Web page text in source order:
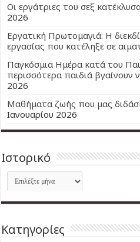
Οι εργάτριες του σεξ
2026
Εργατική Πρωτομαγιά: Η
εργασίας που κατέληξε σε
Παγκόσμια Ημέρα κατά του
περισσότερα παιδιά βγαίνουν
2026
Μαθήματα ζωής που μας
Ιανουαρίου 2026
Ιστορικό
Ιστορικό
Kατηγορίες